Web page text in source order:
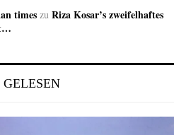
times zu Riza Kosar’s zweifelhaftes
GELESEN